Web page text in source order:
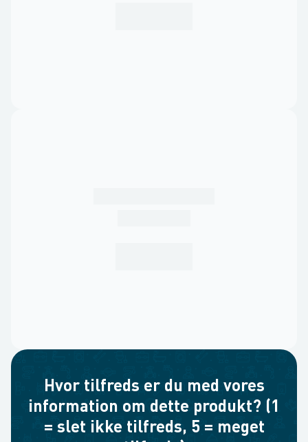
Hvor tilfreds er du med vores
information om dette produkt? (1
= slet ikke tilfreds, 5 = meget